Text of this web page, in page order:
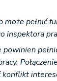
może pełnić
inspektora
powinien